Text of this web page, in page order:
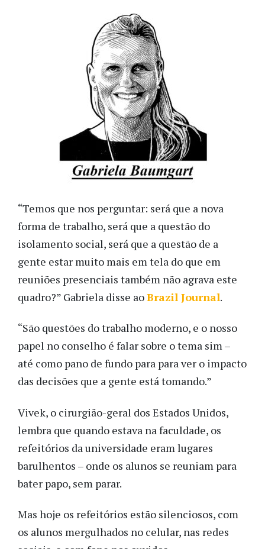
“Temos que nos perguntar: será que a nova
forma de trabalho, será que a questão do
isolamento social, será que a questão de a
gente estar muito mais em tela do que em
reuniões presenciais também não agrava este
quadro?” Gabriela disse aoBrazil Journal.
“São questões do trabalho moderno, e o nosso
papel no conselho é falar sobre o tema sim –
até como pano de fundo para para ver o impacto
das decisões que a gente está tomando.”
Vivek, o cirurgião-geral dos Estados Unidos,
lembra que quando estava na faculdade, os
refeitórios da universidade eram lugares
barulhentos – onde os alunos se reuniam para
bater papo, sem parar.
Mas hoje os refeitórios estão silenciosos, com
os alunos mergulhados no celular, nas redes